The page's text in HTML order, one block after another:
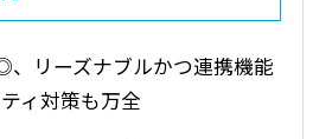
リーズナブルかつ連携機能
ィ対策も万全